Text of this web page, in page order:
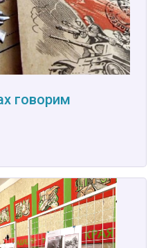
говорим